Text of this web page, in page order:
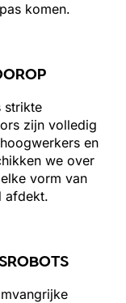
komen.
strikte
zijn volledig
en
we over
vorm van
afdekt.